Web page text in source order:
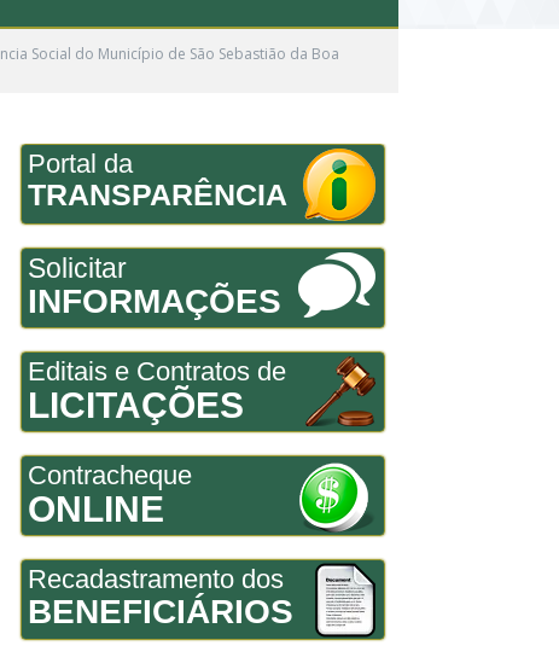
Social do Município de São Sebastião da Boa
Portal da
TRANSPARÊNCIA
Solicitar
INFORMAÇÕES
Editais e Contratos de
LICITAÇÕES
Contracheque
ONLINE
Recadastramento dos
BENEFICIÁRIOS